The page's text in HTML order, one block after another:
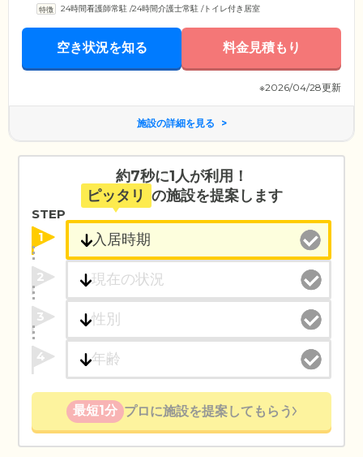
24時間看護師常駐 /24時間介護士常駐 /トイレ付き居室
空き状況を知る 料金見積もり
※2026/04/28更新
施設の詳細を見る
約7秒に1人が利用！
ピッタリ の施設を提案します
STEP
1
2
3
4
最短1分 プロに施設を提案してもらう